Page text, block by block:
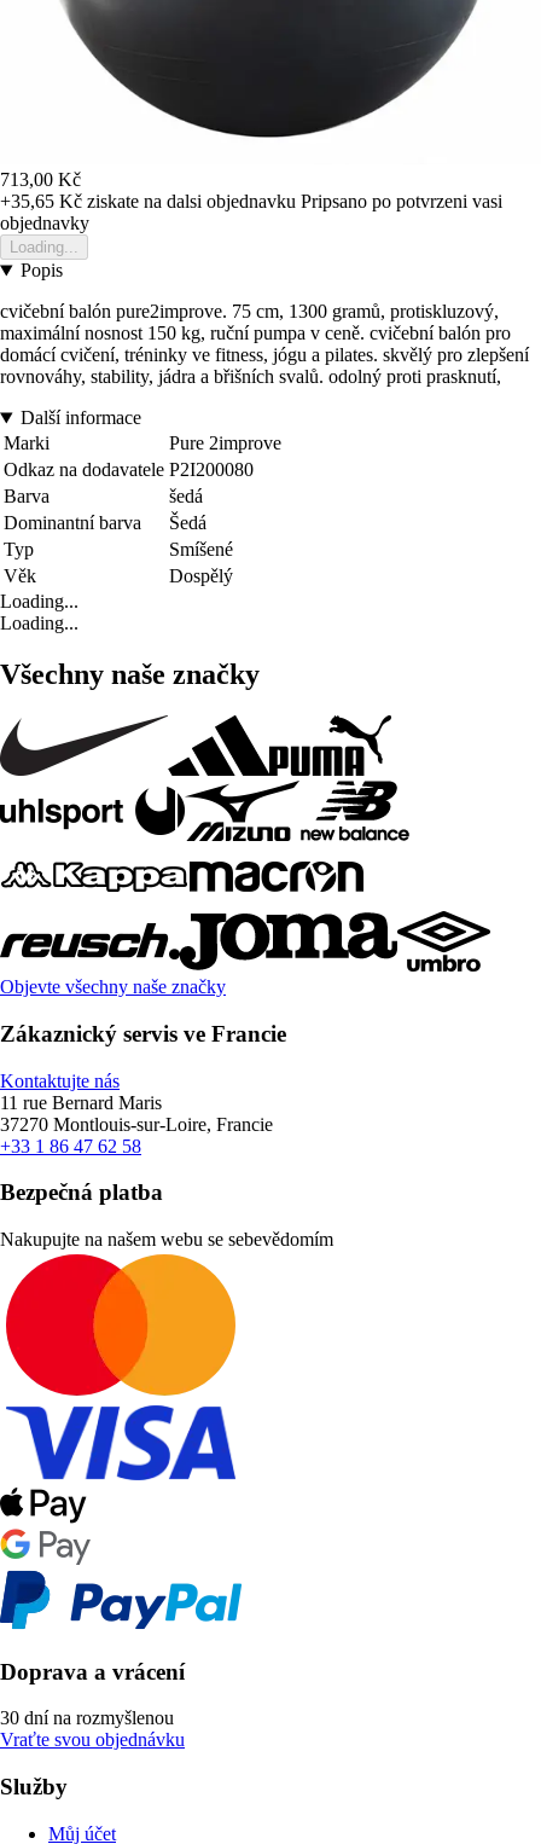
713,00 Kč
+35,65 Kč ziskate na dalsi objednavku Pripsano po potvrzeni vasi
objednavky
Loading...
Popis
cvičební balón pure2improve. 75 cm, 1300 gramů, protiskluzový,
maximální nosnost 150 kg, ruční pumpa v ceně. cvičební balón pro
domácí cvičení, tréninky ve fitness, jógu a pilates. skvělý pro zlepšení
rovnováhy, stability, jádra a břišních svalů. odolný proti prasknutí,
Další informace
Marki
Pure 2improve
Odkaz na dodavatele P2I200080
Barva
šedá
Dominantní barva
Šedá
Typ
Smíšené
Věk
Dospělý
Loading...
Loading...
Všechny naše značky
Objevte všechny naše značky
Zákaznický servis ve Francie
Kontaktujte nás
11 rue Bernard Maris
37270 Montlouis-sur-Loire, Francie
+33 1 86 47 62 58
Bezpečná platba
Nakupujte na našem webu se sebevědomím
Doprava a vrácení
30 dní na rozmyšlenou
Vraťte svou objednávku
Služby
Můj účet